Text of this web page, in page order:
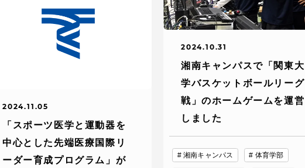
2024.11.05
「スポーツ医学と運動器を
中心とした先端医療国際リ
ーダー育成プログラム」が
2024.10.31
湘南キャンパスで「関東大
学バスケットボールリーグ
戦」のホームゲームを運営
しました
湘南キャンパス 体育学部
卒業にあたっての